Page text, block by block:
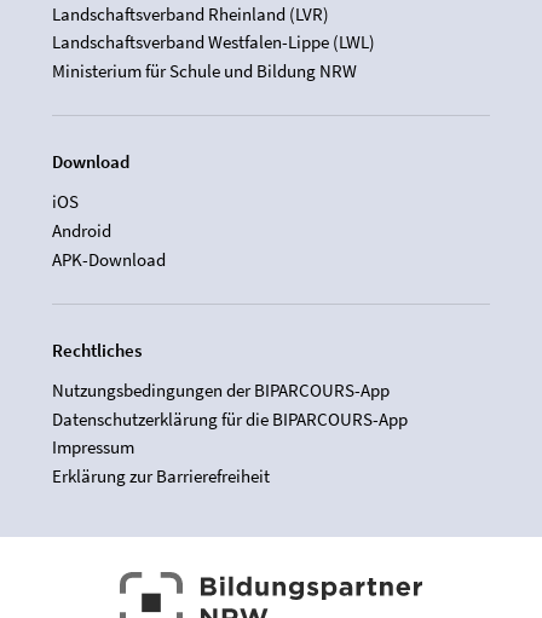
Landschaftsverband Rheinland (LVR)
Landschaftsverband Westfalen-Lippe (LWL)
Ministerium für Schule und Bildung NRW
Download
iOS
Android
APK-Download
Rechtliches
Nutzungsbedingungen der BIPARCOURS-App
Datenschutzerklärung für die BIPARCOURS-App
Impressum
Erklärung zur Barrierefreiheit